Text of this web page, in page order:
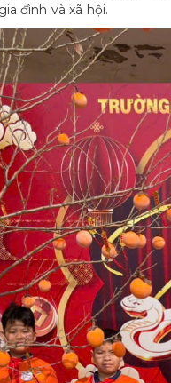
đình và xã hội.